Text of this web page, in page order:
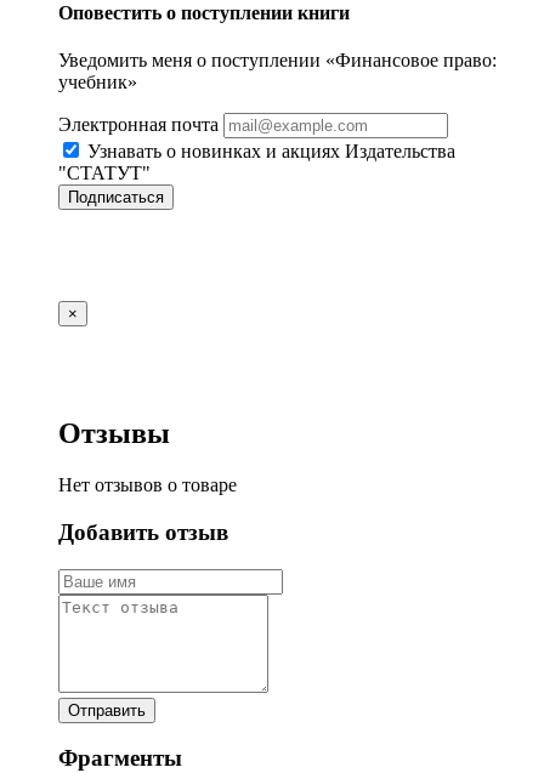
Оповестить о поступлении книги
Уведомить меня о поступлении «Финансовое право:
учебник»
Электронная почта
Узнавать о новинках и акциях Издательства
"СТАТУТ"
Подписаться
×
Отзывы
Нет отзывов о товаре
Добавить отзыв
Фрагменты